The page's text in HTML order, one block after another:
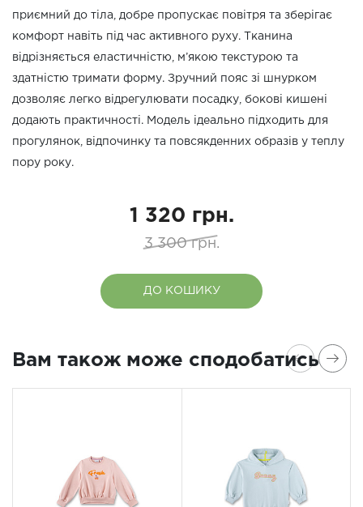
приємний до тіла, добре пропускає повітря та зберігає
комфорт навіть під час активного руху. Тканина
відрізняється еластичністю, м’якою текстурою та
здатністю тримати форму. Зручний пояс зі шнурком
дозволяє легко відрегулювати посадку, бокові кишені
додають практичності. Модель ідеально підходить для
прогулянок, відпочинку та повсякденних образів у теплу
пору року.
1 320 грн.
3 300 грн.
ДО КОШИКУ
Вам також може сподобатись